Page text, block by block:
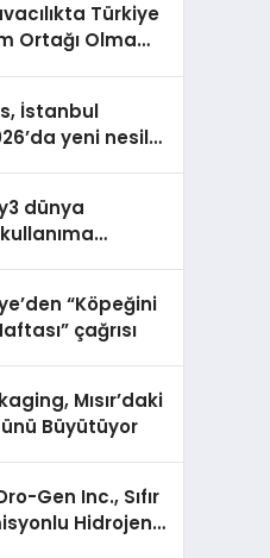
Türkiye
Ortağı Olma
İstanbul
yeni nesil
dünya
“Köpeğini
çağrısı
Mısır’daki
Büyütüyor
Gen Inc., Sıfır
Hidrojen